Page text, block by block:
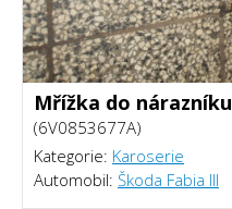
Mřížka do nárazníku
(6V0853677A)
Kategorie: Karoserie
Automobil: Škoda Fabia III